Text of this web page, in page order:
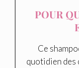
POUR
Ce
quotidien des